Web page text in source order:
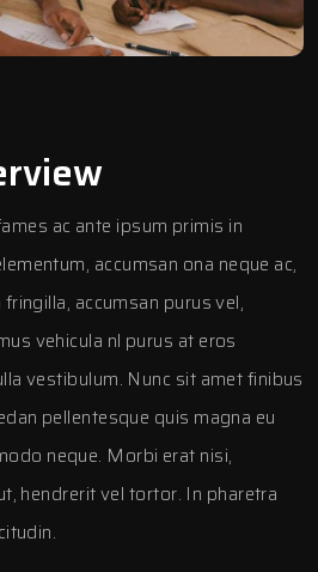
ac ante ipsum primis in
accumsan ona neque ac,
accumsan purus vel,
vehicula nl purus at eros
vestibulum. Nunc sit amet finibus
pellentesque quis magna eu
neque. Morbi erat nisi,
hendrerit vel tortor. In pharetra